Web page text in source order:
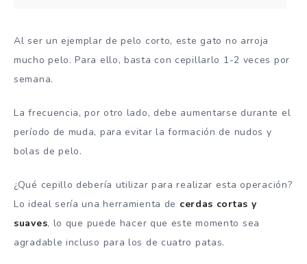
Al ser un ejemplar de pelo corto, este gato no arroja
mucho pelo. Para ello, basta con cepillarlo 1-2 veces por
semana.
La frecuencia, por otro lado, debe aumentarse durante el
período de muda, para evitar la formación de nudos y
bolas de pelo.
¿Qué cepillo debería utilizar para realizar esta operación?
Lo ideal sería una herramienta de cerdas cortas y
suaves, lo que puede hacer que este momento sea
agradable incluso para los de cuatro patas.